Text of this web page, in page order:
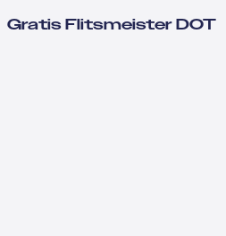
Gratis Flitsmeister DOT